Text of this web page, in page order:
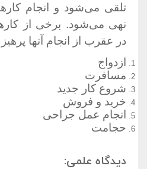
تلقی می‌شود و انجام
نهی می‌شود. برخی از
در عقرب از انجام آنها
ازدواج
مسافرت
شروع کار جدید
خرید و فروش
انجام عمل جراحی
حجامت
دیدگاه علمی: